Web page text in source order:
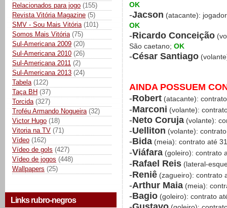
Relacionados para jogo (155)
Revista Vitória Magazine (5)
SMV - Sou Mais Vitória (101)
Somos Mais Vitória (75)
Sul-Americana 2009 (20)
Sul-Americana 2010 (26)
Sul-Americana 2011 (2)
Sul-Americana 2013 (24)
Tabela (122)
Taça BH (37)
Torcida (327)
Troféu Armando Nogueira (32)
Victor Hugo (18)
Vitoria na TV (71)
Vídeo (162)
Vídeo de gols (427)
Vídeo de jogos (448)
Wallpapers (25)
Links rubro-negros
OK
-Jacson (atacante):
OK
-Ricardo Conceição
São caetano; OK
-César Santiago
AINDA POSSUEM
-Robert (atacante):
-Marconi (volante):
-Neto Coruja (volante):
-Uelliton (volante):
-Bida (meia): contrato até
-Viáfara (goleiro): contrato
-Rafael Reis (lateral-
-Reniê (zagueiro): contrato
-Arthur Maia (meia):
-Bagio (goleiro): contrato